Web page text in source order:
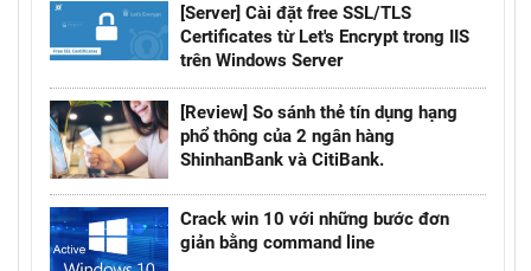
[Server] Cài đặt free SSL/TLS
Certificates từ Let's Encrypt trong IIS
trên Windows Server
[Review] So sánh thẻ tín dụng hạng
phổ thông của 2 ngân hàng
ShinhanBank và CitiBank.
Crack win 10 với những bước đơn
giản bằng command line